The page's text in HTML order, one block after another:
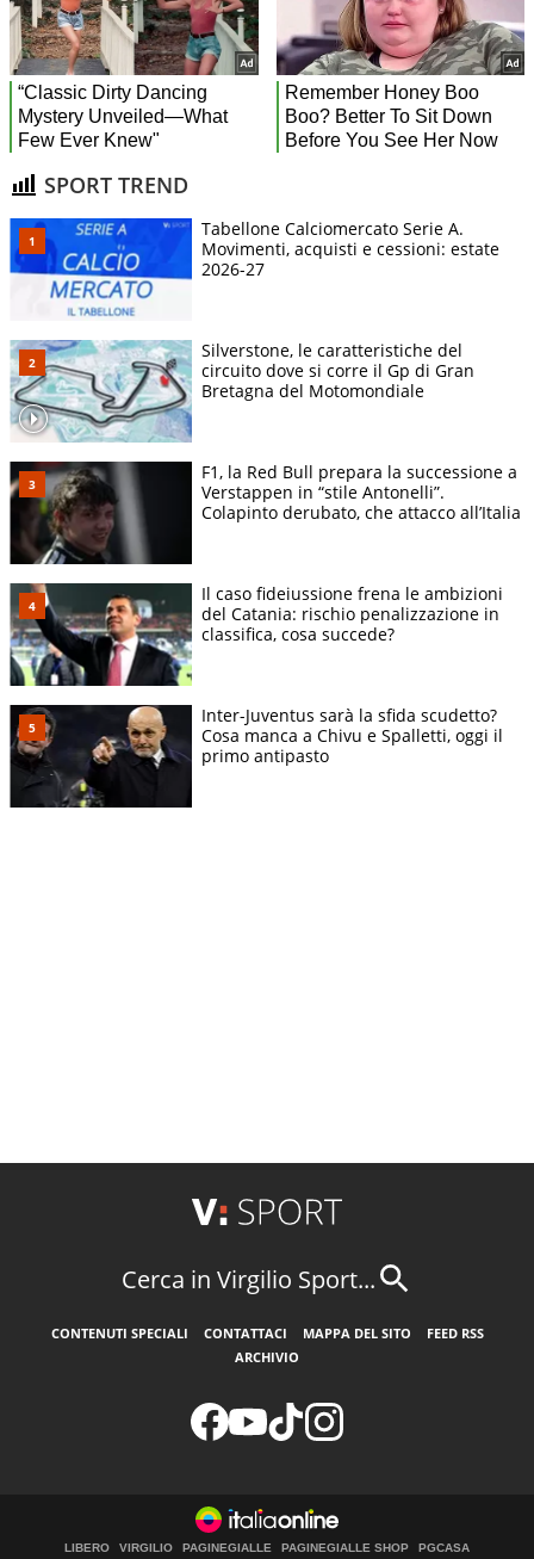
SPORT TREND
Tabellone Calciomercato Serie A.
Movimenti, acquisti e cessioni: estate
2026-27
Silverstone, le caratteristiche del
circuito dove si corre il Gp di Gran
Bretagna del Motomondiale
F1, la Red Bull prepara la successione a
Verstappen in “stile Antonelli”.
Colapinto derubato, che attacco all’Italia
Il caso fideiussione frena le ambizioni
del Catania: rischio penalizzazione in
classifica, cosa succede?
Inter-Juventus sarà la sfida scudetto?
Cosa manca a Chivu e Spalletti, oggi il
primo antipasto
Cerca in Virgilio Sport...
CONTENUTI SPECIALI CONTATTACI MAPPA DEL SITO
FEED RSS
ARCHIVIO
LIBERO VIRGILIO PAGINEGIALLE PAGINEGIALLE SHOP PGCASA